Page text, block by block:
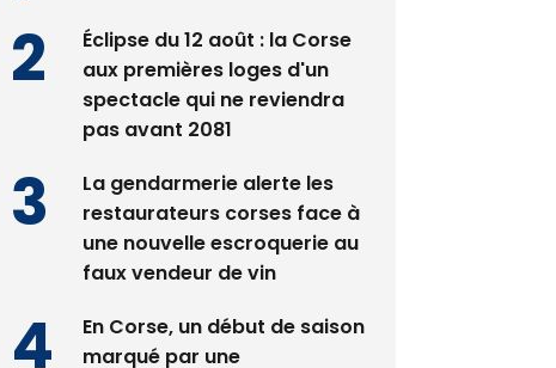
spectacle qui ne reviendra
pas avant 2081
La gendarmerie alerte les
une nouvelle escroquerie au
faux vendeur de vin
En Corse, un début de saison
consommation en recul dans
les restaurants